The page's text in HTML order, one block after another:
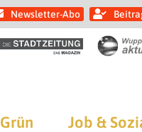
Newsletter-Abo
Grün Job &